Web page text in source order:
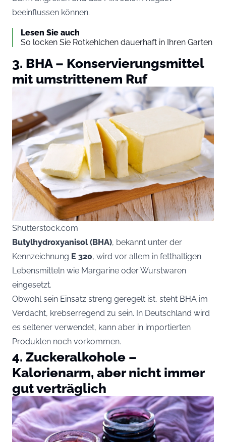
beeinflussen können.
Lesen Sie auch
So locken Sie Rotkehlchen dauerhaft in Ihren Garten
3. BHA – Konservierungsmittel
mit umstrittenem Ruf
Shutterstock.com
Butylhydroxyanisol (BHA), bekannt unter der
Kennzeichnung E 320, wird vor allem in fetthaltigen
Lebensmitteln wie Margarine oder Wurstwaren
eingesetzt.
Obwohl sein Einsatz streng geregelt ist, steht BHA im
Verdacht, krebserregend zu sein. In Deutschland wird
es seltener verwendet, kann aber in importierten
Produkten noch vorkommen.
4. Zuckeralkohole –
Kalorienarm, aber nicht immer
gut verträglich